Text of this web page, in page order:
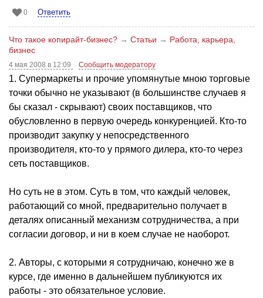
0 Ответить
Что такое копирайт-бизнес? → Статьи → Работа, карьера,
бизнес
4 мая 2008 в 12:09 Сообщить модератору
1. Супермаркеты и прочие упомянутые мною торговые
точки обычно не указывают (в большинстве случаев я
бы сказал - скрывают) своих поставщиков, что
обусловленно в первую очередь конкуренцией. Кто-то
производит закупку у непосредственного
производителя, кто-то у прямого дилера, кто-то через
сеть поставщиков.
Но суть не в этом. Суть в том, что каждый человек,
работающий со мной, предварительно получает в
деталях описанный механизм сотрудничества, а при
согласии договор, и ни в коем случае не наоборот.
2. Авторы, с которыми я сотрудничаю, конечно же в
курсе, где именно в дальнейшем публикуются их
работы - это обязательное условие.